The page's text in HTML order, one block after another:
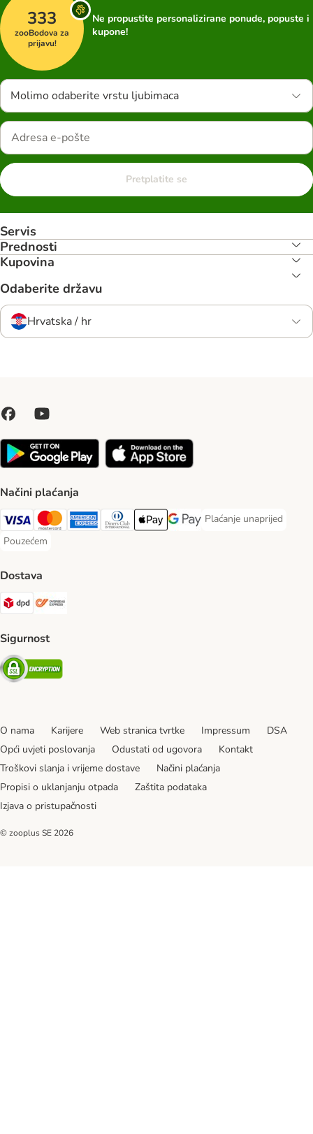
333
zooBodova za
prijavu!
Ne propustite personalizirane ponude, popuste i
kupone!
Molimo odaberite vrstu ljubimaca
Pretplatite se
Servis
Prednosti
Kupovina
Odaberite državu
Hrvatska / hr
Načini plaćanja
Visa Payment Method
MasterCard Payment Method
American Express Payment Method
Diners Club Payment Method
Payment MethodGoogle pay Payment Method
Plaćanje unaprijed
Plaćanje unaprijed
Pouzećem
Pouzećem Payment Method
Dostava
DPD Shipping Method
Sigurnost
Security
O nama Karijere Web stranica tvrtke Impressum
DSA
Opći uvjeti poslovanja
Odustati od ugovora
Kontakt
Troškovi slanja i vrijeme dostave
Načini plaćanja
Propisi o uklanjanju otpada
Zaštita podataka
Izjava o pristupačnosti
© zooplus SE 2026